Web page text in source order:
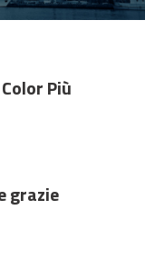
Più
grazie